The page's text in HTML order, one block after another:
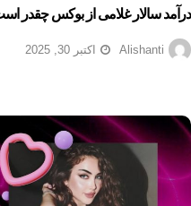
درآمد سالار غلامی از بوکس
Alishanti اکتبر 30, 2025